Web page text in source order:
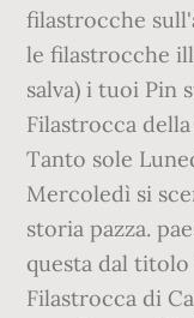
filastrocche
le filastrocche
salva) i tuoi Pin
Filastrocca
Tanto sole
Mercoledì si
storia pazza.
questa dal titolo
Filastrocca di